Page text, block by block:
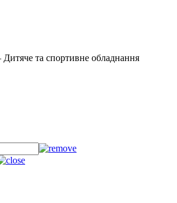
та спортивне обладнання